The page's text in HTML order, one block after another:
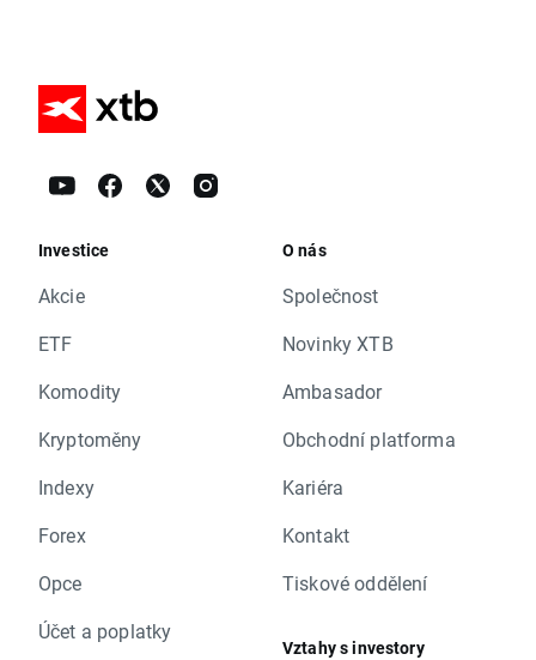
Investice
Akcie
ETF
Komodity
Kryptoměny
Indexy
Forex
Opce
Účet a poplatky
O nás
Společnost
Novinky XTB
Ambasador
Obchodní platforma
Kariéra
Kontakt
Tiskové oddělení
Vztahy s investory